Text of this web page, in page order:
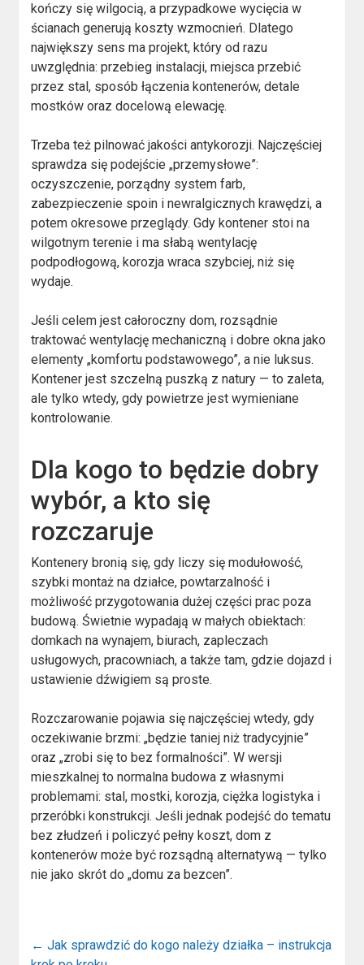
kończy się wilgocią, a przypadkowe wycięcia w
ścianach generują koszty wzmocnień. Dlatego
największy sens ma projekt, który od razu
uwzględnia: przebieg instalacji, miejsca przebić
przez stal, sposób łączenia kontenerów, detale
mostków oraz docelową elewację.
Trzeba też pilnować jakości antykorozji. Najczęściej
sprawdza się podejście „przemysłowe”:
oczyszczenie, porządny system farb,
zabezpieczenie spoin i newralgicznych krawędzi, a
potem okresowe przeglądy. Gdy kontener stoi na
wilgotnym terenie i ma słabą wentylację
podpodłogową, korozja wraca szybciej, niż się
wydaje.
Jeśli celem jest całoroczny dom, rozsądnie
traktować wentylację mechaniczną i dobre okna jako
elementy „komfortu podstawowego”, a nie luksus.
Kontener jest szczelną puszką z natury — to zaleta,
ale tylko wtedy, gdy powietrze jest wymieniane
kontrolowanie.
Dla kogo to będzie dobry
wybór, a kto się
rozczaruje
Kontenery bronią się, gdy liczy się modułowość,
szybki montaż na działce, powtarzalność i
możliwość przygotowania dużej części prac poza
budową. Świetnie wypadają w małych obiektach:
domkach na wynajem, biurach, zapleczach
usługowych, pracowniach, a także tam, gdzie dojazd i
ustawienie dźwigiem są proste.
Rozczarowanie pojawia się najczęściej wtedy, gdy
oczekiwanie brzmi: „będzie taniej niż tradycyjnie”
oraz „zrobi się to bez formalności”. W wersji
mieszkalnej to normalna budowa z własnymi
problemami: stal, mostki, korozja, ciężka logistyka i
przeróbki konstrukcji. Jeśli jednak podejść do tematu
bez złudzeń i policzyć pełny koszt, dom z
kontenerów może być rozsądną alternatywą — tylko
nie jako skrót do „domu za bezcen”.
← Jak sprawdzić do kogo należy działka – instrukcja